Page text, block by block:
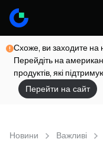
Схоже, ви заходите на
Перейдіть на
продуктів, які
Перейти на сайт
Новини Важливі